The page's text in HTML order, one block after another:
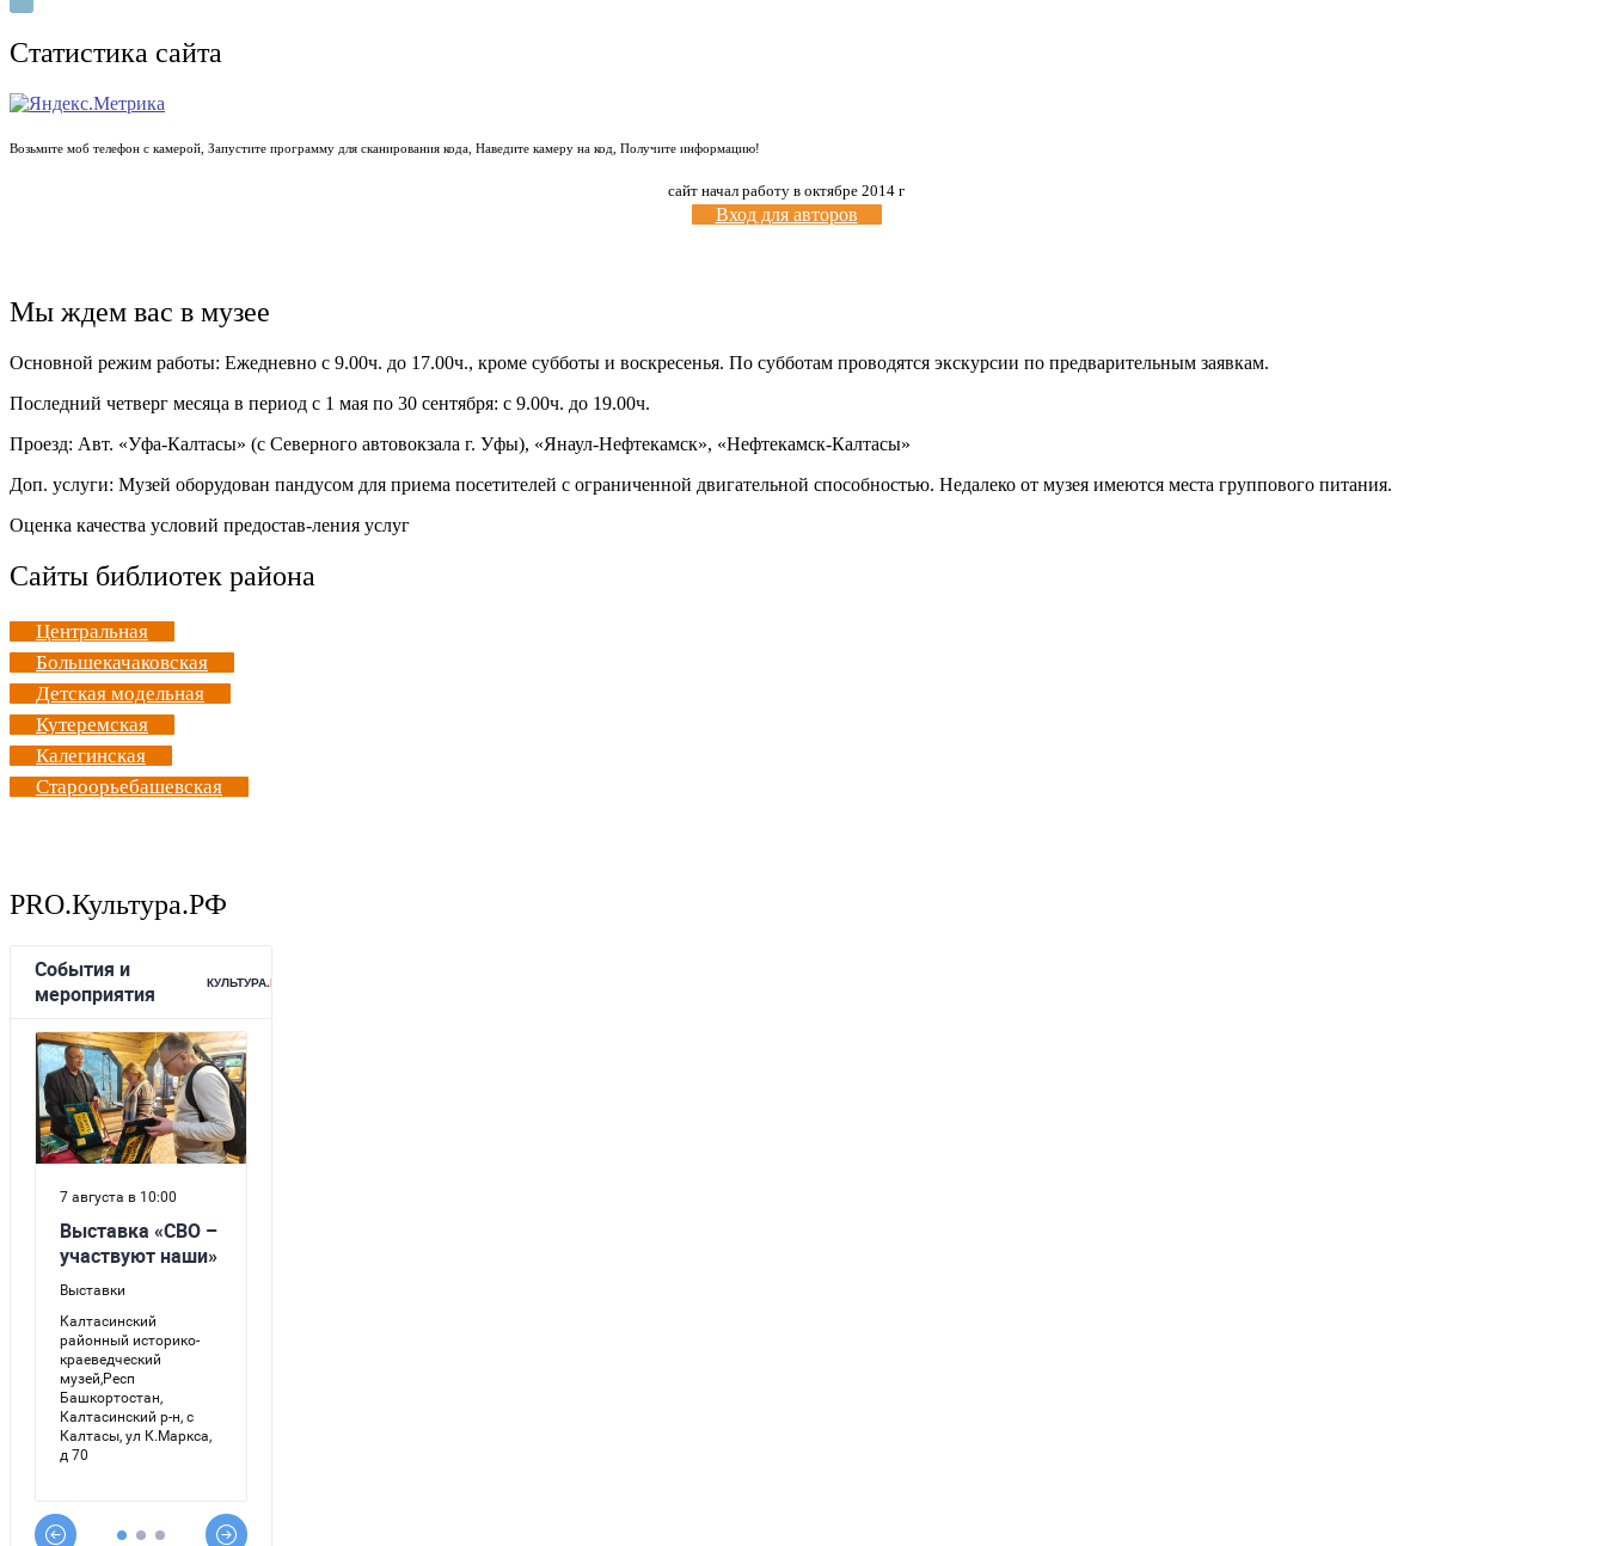
Статистика сайта
Возьмите моб телефон с камерой, Запустите программу для сканирования кода, Наведите камеру на код, Получите информацию!
сайт начал работу в октябре 2014 г
Вход для авторов
Мы ждем вас в музее
Основной режим работы: Ежедневно с 9.00ч. до 17.00ч., кроме субботы и воскресенья. По субботам проводятся экскурсии по предварительным заявкам.
Последний четверг месяца в период с 1 мая по 30 сентября: с 9.00ч. до 19.00ч.
Проезд: Авт. «Уфа-Калтасы» (с Северного автовокзала г. Уфы), «Янаул-Нефтекамск», «Нефтекамск-Калтасы»
Доп. услуги: Музей оборудован пандусом для приема посетителей с ограниченной двигательной способностью. Недалеко от музея имеются места группового питания.
Оценка качества условий предостав-ления услуг
Сайты библиотек района
Центральная
Большекачаковская
Детская модельная
Кутеремская
Калегинская
Староорьебашевская
PRO.Культура.РФ